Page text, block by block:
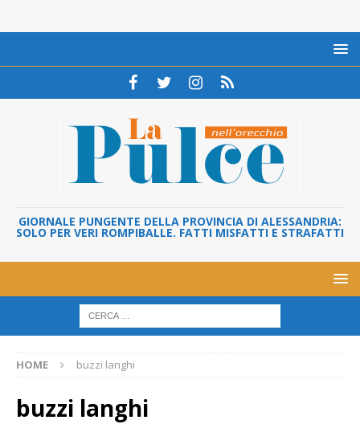
GIORNALE PUNGENTE DELLA PROVINCIA DI ALESSANDRIA:
SOLO PER VERI ROMPIBALLE. FATTI MISFATTI E STRAFATTI
HOME buzzi langhi
buzzi langhi